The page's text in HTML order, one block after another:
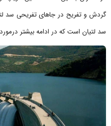
گردش و تفریح در جاهای تفریحی سد
سد لتیان است که در ادامه بیشتر